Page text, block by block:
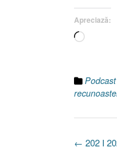
Apreciază:
Încarc...
Podcast
Post
← 202 I